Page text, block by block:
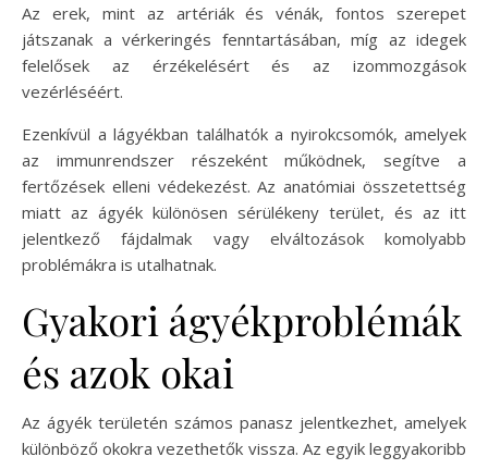
Az erek, mint az artériák és vénák, fontos szerepet
játszanak a vérkeringés fenntartásában, míg az idegek
felelősek az érzékelésért és az izommozgások
vezérléséért.
Ezenkívül a lágyékban találhatók a nyirokcsomók, amelyek
az immunrendszer részeként működnek, segítve a
fertőzések elleni védekezést. Az anatómiai összetettség
miatt az ágyék különösen sérülékeny terület, és az itt
jelentkező fájdalmak vagy elváltozások komolyabb
problémákra is utalhatnak.
Gyakori ágyékproblémák
és azok okai
Az ágyék területén számos panasz jelentkezhet, amelyek
különböző okokra vezethetők vissza. Az egyik leggyakoribb